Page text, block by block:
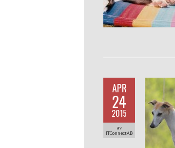
APR
24
2015
av
ITConnectAB